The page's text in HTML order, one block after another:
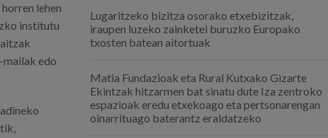
lehen
institutu
edo
Lugaritzeko bizitza osorako etxebizitzak,
iraupen luzeko zainketei buruzko Europako
txosten batean aitortuak
Matia Fundazioak eta Rural Kutxako Gizarte
Ekintzak hitzarmen bat sinatu dute Iza zentroko
espazioak eredu etxekoago eta pertsonarengan
oinarrituago baterantz eraldatzeko